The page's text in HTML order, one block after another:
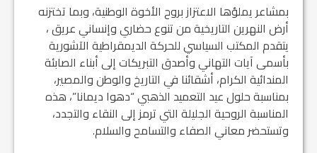
بمشاعر يملؤها الاعتزاز بروح الأخوة الوطنية، وبما تختزنه
أرض النهرين التاريخية من تنوع حضاري وإنساني عريق ،
يتقدم المكتب السياسي للحركة الديمقراطية الآشورية
بأسمى آيات التهاني وأصدق التبريكات إلى أبناء الصابئة
المندائية الكرام، أشقائنا في التاريخ والوطن والمصير،
بمناسبة حلول عيد التعميد الذهبي “دهوا ديمانا”، هذه
المناسبة الروحية الجليلة التي ترمز إلى النقاء والتجدد،
وتستحضر معاني الصفاء والتسامح والسلام.